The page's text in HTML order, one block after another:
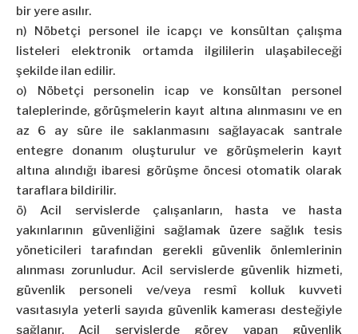
bir yere asılır.
n) Nöbetçi personel ile icapçı ve konsültan çalışma
listeleri elektronik ortamda ilgililerin ulaşabileceği
şekilde ilan edilir.
o) Nöbetçi personelin icap ve konsültan personel
taleplerinde, görüşmelerin kayıt altına alınmasını ve en
az 6 ay süre ile saklanmasını sağlayacak santrale
entegre donanım oluşturulur ve görüşmelerin kayıt
altına alındığı ibaresi görüşme öncesi otomatik olarak
taraflara bildirilir.
ö) Acil servislerde çalışanların, hasta ve hasta
yakınlarının güvenliğini sağlamak üzere sağlık tesis
yöneticileri tarafından gerekli güvenlik önlemlerinin
alınması zorunludur. Acil servislerde güvenlik hizmeti,
güvenlik personeli ve/veya resmî kolluk kuvveti
vasıtasıyla yeterli sayıda güvenlik kamerası desteğiyle
sağlanır. Acil servislerde görev yapan güvenlik